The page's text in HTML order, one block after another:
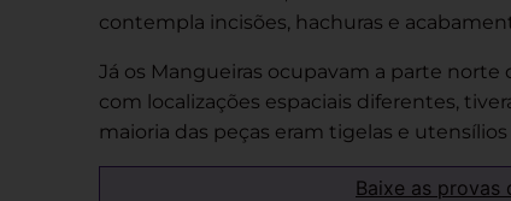
contempla incisões, hachuras e
Já os Mangueiras ocupavam a parte norte
com localizações espaciais diferentes,
maioria das peças eram tigelas e
Baixe as provas